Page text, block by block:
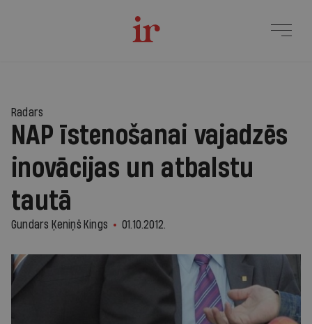
Radars
NAP īstenošanai vajadzēs
inovācijas un atbalstu
tautā
Gundars Ķeniņš Kings 01.10.2012.